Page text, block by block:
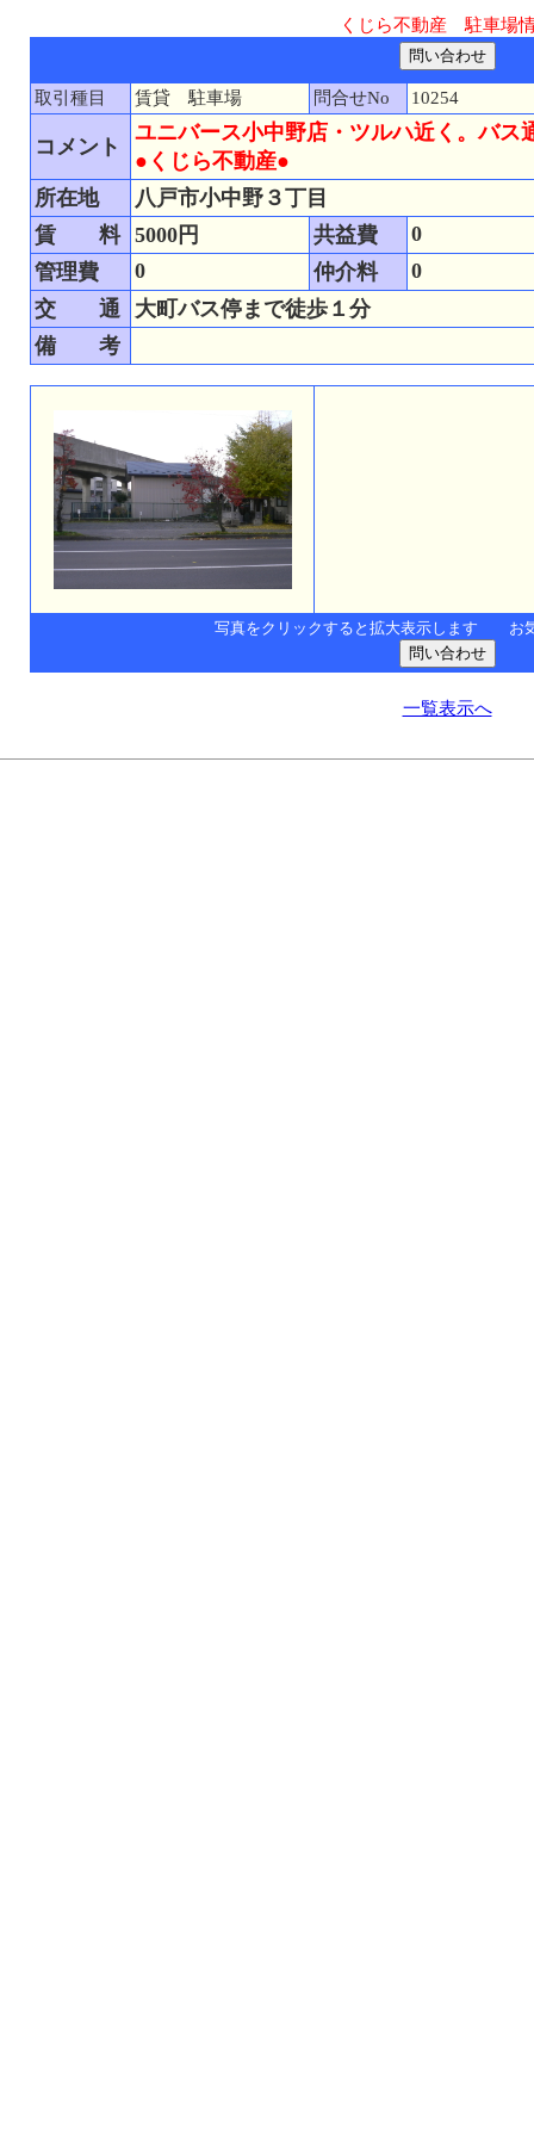
くじら不動産 駐車場
取引種目 賃貸 駐車場 問合せNo 10254
コメント
ユニバース小中野店・ツルハ近く。バス
●くじら不動産●
所在地
八戸市小中野３丁目
賃 料 5000円 共益費
0
管理費
0 仲介料
0
交 通
大町バス停まで徒歩１分
備 考
写真をクリックすると拡大表示します お
一覧表示へ